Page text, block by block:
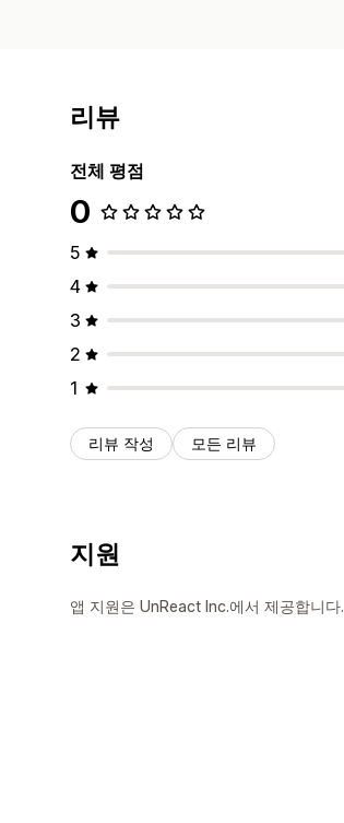
리뷰
전체 평점
0
5
4
3
2
1
리뷰 작성 모든 리뷰
지원
앱 지원은 UnReact Inc.에서 제공합니다.